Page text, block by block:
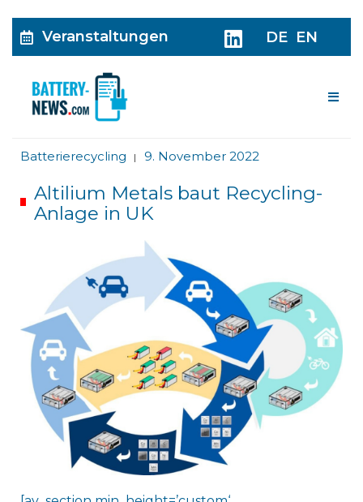
Veranstaltungen DE EN
Batterierecycling | 9. November 2022
Altilium Metals baut Recycling-
Anlage in UK